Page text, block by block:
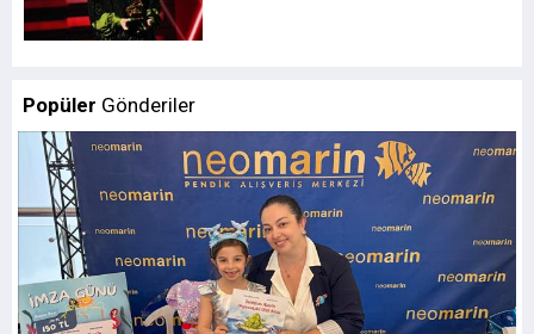
Popüler Gönderiler